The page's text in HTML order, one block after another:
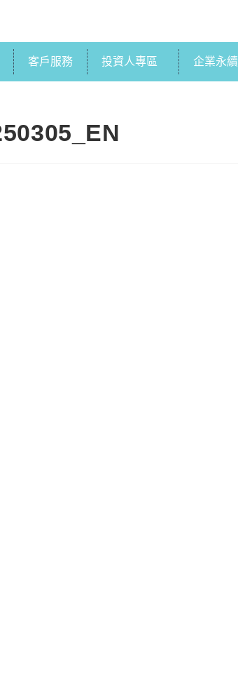
客戶服務 投資人專區 企業永續